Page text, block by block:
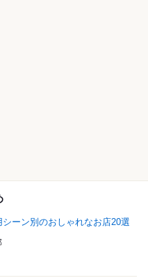
ーン別のおしゃれなお店20選